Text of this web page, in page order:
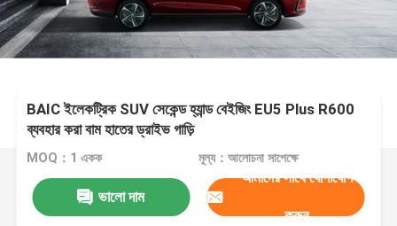
BAIC ইলেকট্রিক SUV সেকেন্ড হ্যান্ড বেইজিং EU5 Plus R600
ব্যবহার করা বাম হাতের ড্রাইভ গাড়ি
MOQ：1 একক মূল্য：আলোচনা সাপেক্ষে
ভালো দাম
আমাদের সাথে যোগাযোগ
করুন